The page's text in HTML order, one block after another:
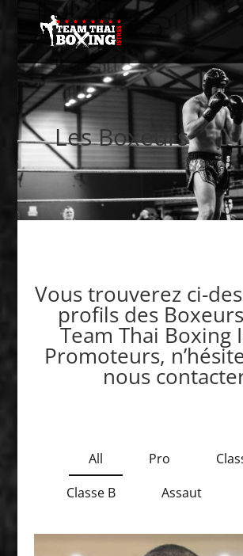
Les Boxeurs
Vous trouverez ci-
profils des
Team Thai Boxing
Promoteurs,
nous
All Pro
Classe B
Assaut